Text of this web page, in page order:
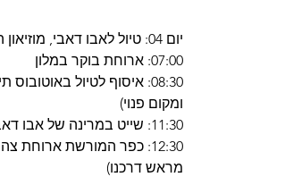
יום 04: טיול לאבו דאבי, מוזיאון הלובר, האי YAS, פארק פרארי
07:00: ארוחת בוקר במלון
08:30: איסוף לטיול
ומקום פנוי)
11:30: שייט במרינה של אבו דאבי (משך השייט כשכה 01)
12:30: כפר המורשת ארוחת
מראש דרכנו)